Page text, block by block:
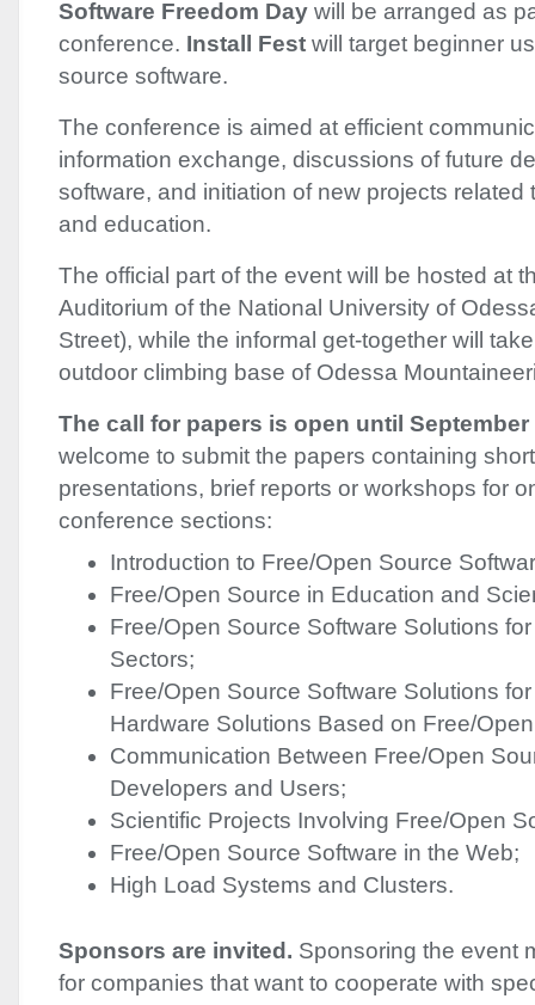
Software Freedom Day will be arranged as
conference. Install Fest will target beginner
source software.
The conference is aimed at efficient
information exchange, discussions of future
software, and initiation of new projects related
and education.
The official part of the event will be hosted at
Auditorium of the National University of
Street), while the informal get-together will
outdoor climbing base of Odessa
The call for papers is open until September
welcome to submit the papers containing
presentations, brief reports or workshops for
conference sections:
Introduction to Free/Open Source
Free/Open Source in Education and
Free/Open Source Software Solutions
Sectors;
Free/Open Source Software Solutions
Hardware Solutions Based on Free/
Communication Between Free/Open
Developers and Users;
Scientific Projects Involving Free/Open
Free/Open Source Software in the Web;
High Load Systems and Clusters.
Sponsors are invited. Sponsoring the event
for companies that want to cooperate with